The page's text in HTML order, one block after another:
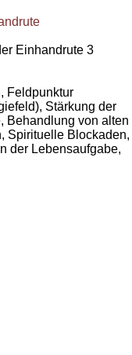
Einhandrute 3
Feldpunktur
Stärkung der
Behandlung von alten
Spirituelle Blockaden,
der Lebensaufgabe,